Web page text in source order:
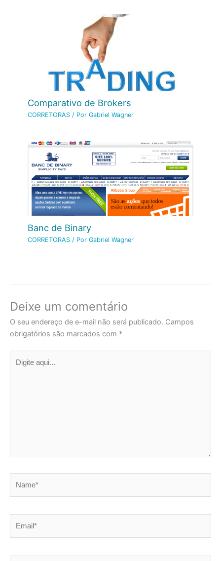
Comparativo de Brokers
CORRETORAS / PorGabriel Wagner
Banc de Binary
CORRETORAS / PorGabriel Wagner
Deixe um comentário
O seu endereço de e-mail não será publicado. Campos
obrigatórios são marcados com *
aqui...